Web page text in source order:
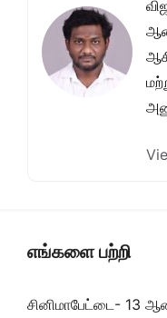
எங்களை பற்றி
சினிமாபேட்டை- 13